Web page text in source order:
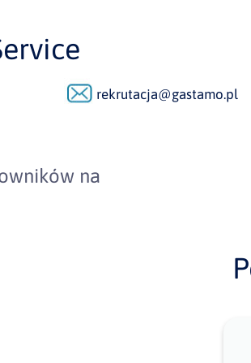
rekrutacja@gastamo.pl
na